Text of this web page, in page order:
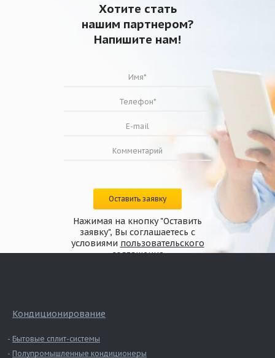
Схема конструкции дымового клапана
канального исполнения КЛАД-2 с
реверсивным/электромагнитным приводом
Хотите стать
нашим партнером?
Напишите нам!
Оставить заявку
Нажимая на кнопку "Оставить
заявку", Вы соглашаетесь с
условиями пользовательского
соглашения
Кондиционирование
Бытовые сплит-системы
Полупромышленные кондиционеры